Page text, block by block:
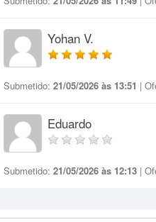
Yohan V.
Submetido: 21/05/2026 às 13:51 |
Eduardo
Submetido: 21/05/2026 às 12:13 |